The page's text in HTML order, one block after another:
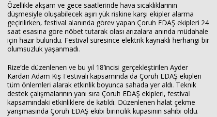
Özellikle akşam ve gece saatlerinde hava sıcaklıklarının
düşmesiyle oluşabilecek aşırı yük riskine karşı ekipler alarma
geçirilirken, festival alanında görev yapan Çoruh EDAŞ ekipleri 24
saat esasına göre nöbet tutarak olası arızalara anında müdahale
için hazır bulundu. Festival süresince elektrik kaynaklı herhangi bir
olumsuzluk yaşanmadı.
Rize’de düzenlenen ve bu yıl 18’incisi gerçekleştirilen Ayder
Kardan Adam Kış Festivali kapsamında da Çoruh EDAŞ ekipleri
tüm önlemleri alarak etkinlik boyunca sahada yer aldı. Teknik
destek çalışmalarının yanı sıra Çoruh EDAŞ ekipleri, festival
kapsamındaki etkinliklere de katıldı. Düzenlenen halat çekme
yarışmasında Çoruh EDAŞ ekibi birincilik kupasının sahibi oldu.